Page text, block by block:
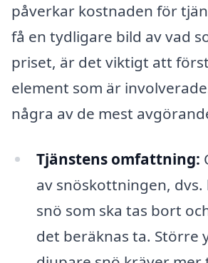
påverkar kostnaden för
få en tydligare bild av vad
priset, är det viktigt att
element som är
några av de mest
Tjänstens omfattning:
av snöskottningen,
snö som ska tas bort
det beräknas ta. Större